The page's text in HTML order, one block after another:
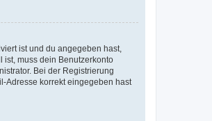
ist und du angegeben hast,
ist, muss dein Benutzerkonto
Bei der Registrierung
Adresse korrekt eingegeben hast